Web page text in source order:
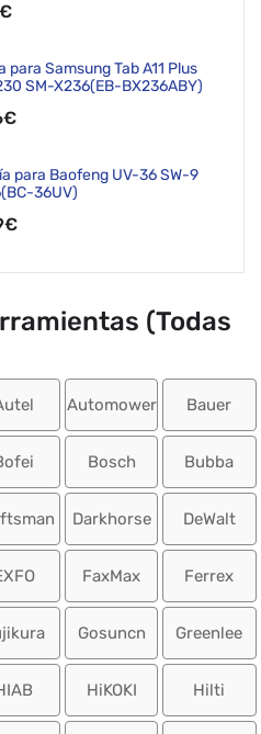
para Samsung Tab A11 Plus
SM-X236(EB-BX236ABY)
para Baofeng UV-36 SW-9
36UV)
(Todas
Automower Bauer
Bosch Bubba
Darkhorse DeWalt
FaxMax Ferrex
Gosuncn Greenlee
HiKOKI Hilti